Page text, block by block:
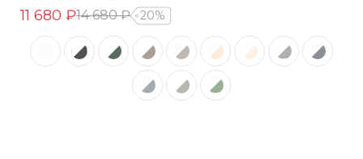
11 680 ₽14 680 ₽ 20%